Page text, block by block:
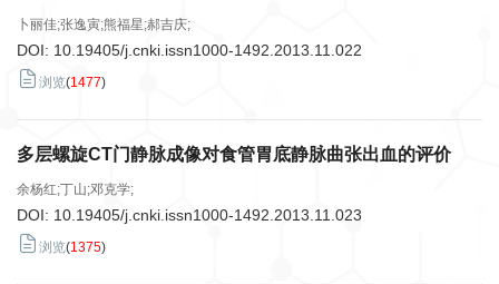
卜丽佳;张逸寅;熊福星;郝吉庆;
DOI: 10.19405/j.cnki.issn1000-1492.2013.11.022
浏览(1477)
多层螺旋CT门静脉成像对食管胃底静脉曲张出血的评价
余杨红;丁山;邓克学;
DOI: 10.19405/j.cnki.issn1000-1492.2013.11.023
浏览(1375)